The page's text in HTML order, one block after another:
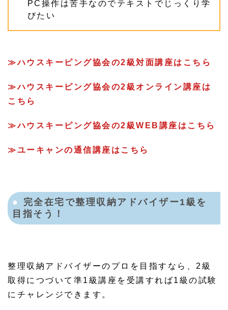
PC操作は苦手なのでテキストでじっくり学
びたい
≫ハウスキーピング協会の2級対面講座はこちら
≫ハウスキーピング協会の2級オンライン講座は
こちら
≫ハウスキーピング協会の2級WEB講座はこちら
≫ユーキャンの通信講座はこちら
完全在宅で整理収納アドバイザー1級を
目指そう！
整理収納アドバイザーのプロを目指すなら、2級
取得につづいて準1級講座を受講すれば1級の試験
にチャレンジできます。